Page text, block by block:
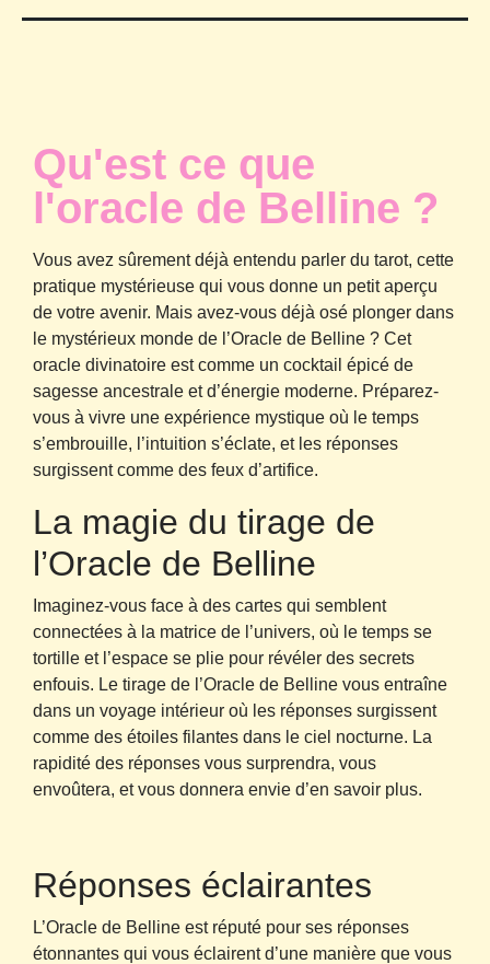
Qu'est ce que
l'oracle de Belline ?
Vous avez sûrement déjà entendu parler du tarot, cette
pratique mystérieuse qui vous donne un petit aperçu
de votre avenir. Mais avez-vous déjà osé plonger dans
le mystérieux monde de l’Oracle de Belline ? Cet
oracle divinatoire est comme un cocktail épicé de
sagesse ancestrale et d’énergie moderne. Préparez-
vous à vivre une expérience mystique où le temps
s’embrouille, l’intuition s’éclate, et les réponses
surgissent comme des feux d’artifice.
La magie du tirage de
l’Oracle de Belline
Imaginez-vous face à des cartes qui semblent
connectées à la matrice de l’univers, où le temps se
tortille et l’espace se plie pour révéler des secrets
enfouis. Le tirage de l’Oracle de Belline vous entraîne
dans un voyage intérieur où les réponses surgissent
comme des étoiles filantes dans le ciel nocturne. La
rapidité des réponses vous surprendra, vous
envoûtera, et vous donnera envie d’en savoir plus.
Réponses éclairantes
L’Oracle de Belline est réputé pour ses réponses
étonnantes qui vous éclairent d’une manière que vous